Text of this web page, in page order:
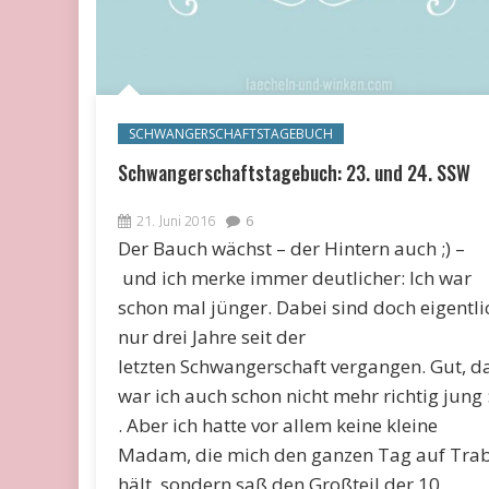
SCHWANGERSCHAFTSTAGEBUCH
Schwangerschaftstagebuch: 23. und 24. SSW
21. Juni 2016 6
Der Bauch wächst – der Hintern auch ;) –
und ich merke immer deutlicher: Ich war
schon mal jünger. Dabei sind doch
nur drei Jahre seit der
letzten Schwangerschaft vergangen. Gut,
war ich auch schon nicht mehr richtig jung
. Aber ich hatte vor allem keine kleine
Madam, die mich den ganzen Tag auf
hält, sondern saß den Großteil der 10